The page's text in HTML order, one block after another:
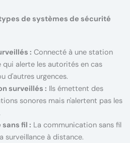
de systèmes de sécurité
: Connecté à une station
qui alerte les autorités en cas
d'autres urgences.
surveillés : Ils émettent des
sonores mais n'alertent pas les
fil : La communication sans fil
surveillance à distance.